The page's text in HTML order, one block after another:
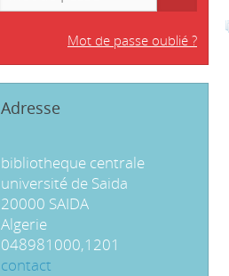
Mot de passe oublié ?
Adresse
bibliotheque centrale
université de Saida
20000 SAIDA
Algerie
048981000,1201
contact